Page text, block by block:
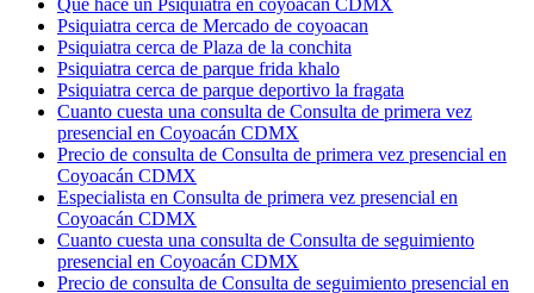
Psiquiatra cerca de Mercado de coyoacan
Psiquiatra cerca de Plaza de la conchita
Psiquiatra cerca de parque frida khalo
Psiquiatra cerca de parque deportivo la fragata
Cuanto cuesta una consulta de Consulta de primera vez
presencial en Coyoacán CDMX
Precio de consulta de Consulta de primera vez presencial en
Coyoacán CDMX
Especialista en Consulta de primera vez presencial en
Coyoacán CDMX
Cuanto cuesta una consulta de Consulta de seguimiento
presencial en Coyoacán CDMX
Precio de consulta de Consulta de seguimiento presencial en